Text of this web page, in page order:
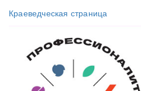
Краеведческая страница